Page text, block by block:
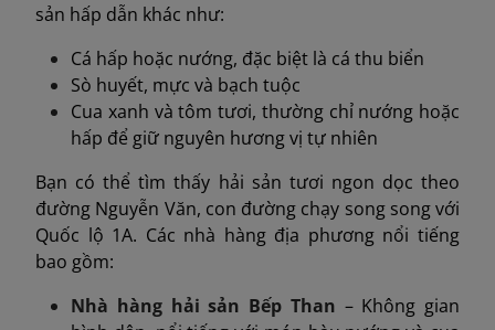
sản hấp dẫn khác như:
Cá hấp hoặc nướng, đặc biệt là cá thu biển
Sò huyết, mực và bạch tuộc
Cua xanh và tôm tươi, thường chỉ nướng hoặc
hấp để giữ nguyên hương vị tự nhiên
Bạn có thể tìm thấy hải sản tươi ngon dọc theo
đường Nguyễn Văn, con đường chạy song song với
Quốc lộ 1A. Các nhà hàng địa phương nổi tiếng
bao gồm:
Nhà hàng hải sản Bếp Than – Không gian